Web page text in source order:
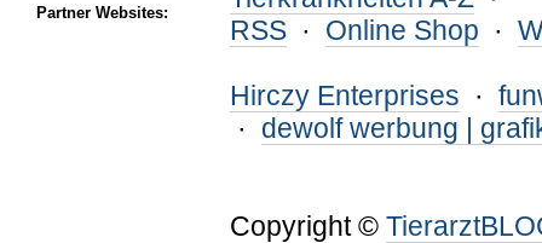
Partner Websites:
RSS · Online Shop ·
Hirczy Enterprises ·
· dewolf werbung |
Copyright ©